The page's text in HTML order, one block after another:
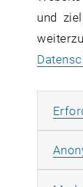
und